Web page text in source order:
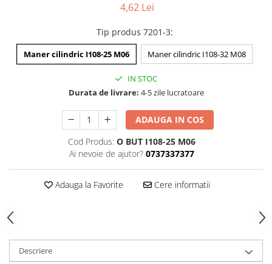
4,62 Lei
Tip produs 7201-3:
Maner cilindric I108-25 M06 Maner cilindric I108-32 M08
IN STOC
Durata de livrare: 4-5 zile lucratoare
ADAUGA IN COS
Cod Produs: O BUT I108-25 M06
Ai nevoie de ajutor? 0737337377
Adauga la Favorite Cere informatii
Descriere